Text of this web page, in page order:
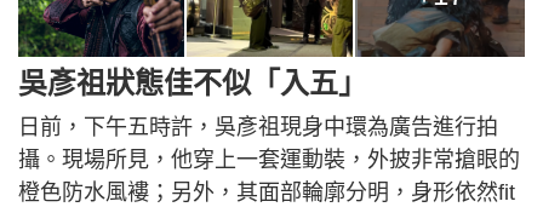
吳彥祖狀態佳不似「入五」
日前，下午五時許，吳彥祖現身中環為廣告進行拍
攝。現場所見，他穿上一套運動裝，外披非常搶眼的
橙色防水風褸；另外，其面部輪廓分明，身形依然fit